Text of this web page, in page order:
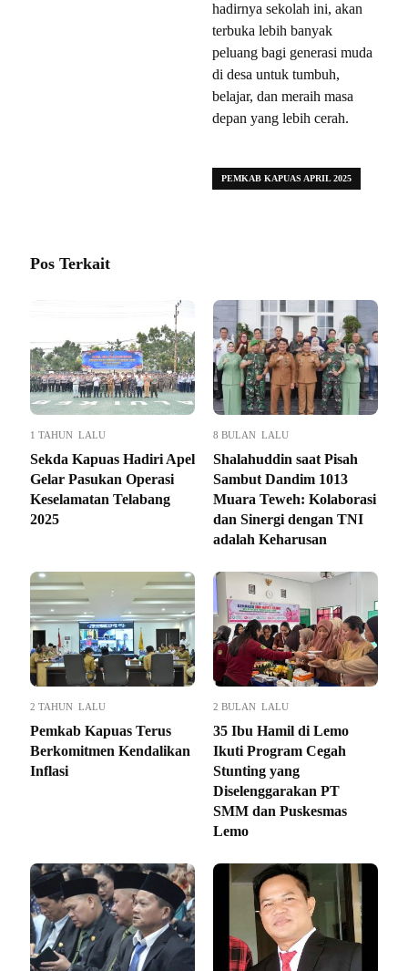
hadirnya sekolah ini, akan
terbuka lebih banyak
peluang bagi generasi muda
di desa untuk tumbuh,
belajar, dan meraih masa
depan yang lebih cerah.
PEMKAB KAPUAS APRIL 2025
Pos Terkait
1 TAHUN LALU
Sekda Kapuas Hadiri Apel
Gelar Pasukan Operasi
Keselamatan Telabang
2025
8 BULAN LALU
Shalahuddin saat Pisah
Sambut Dandim 1013
Muara Teweh: Kolaborasi
dan Sinergi dengan TNI
adalah Keharusan
2 TAHUN LALU
Pemkab Kapuas Terus
Berkomitmen Kendalikan
Inflasi
2 BULAN LALU
35 Ibu Hamil di Lemo
Ikuti Program Cegah
Stunting yang
Diselenggarakan PT
SMM dan Puskesmas
Lemo